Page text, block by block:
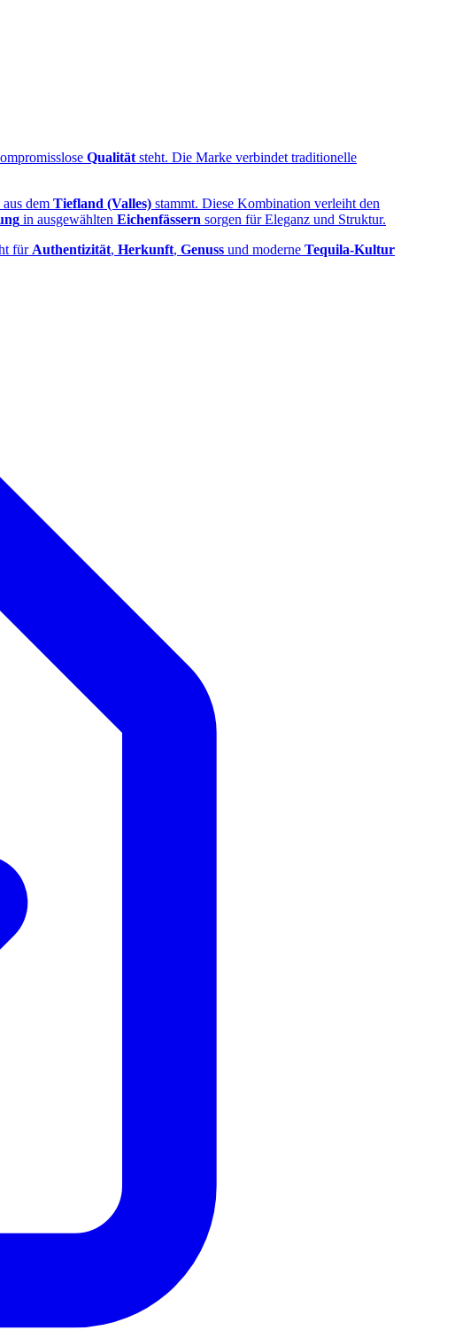
Qualitätsteht. Die Marke verbindet traditionelle
dem Tiefland (Valles) stammt. Diese Kombination verleiht den
in ausgewählten Eichenfässern sorgen für Eleganz und Struktur.
fürAuthentizität, Herkunft, Genuss und moderne Tequila‑Kultur